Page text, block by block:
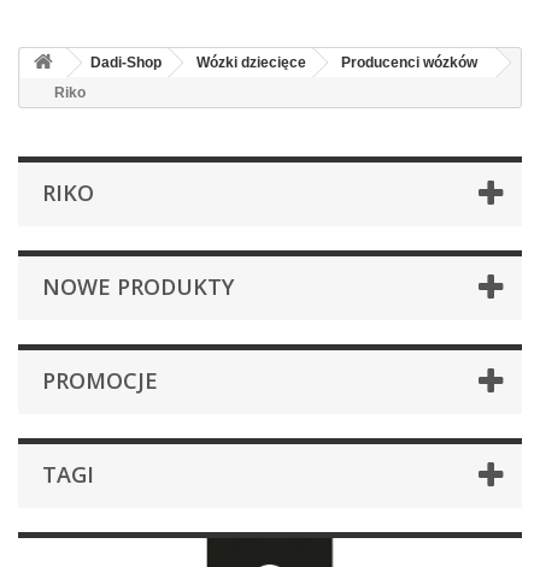
Dadi-Shop Wózki dziecięce
Producenci wózków
Riko
RIKO
NOWE PRODUKTY
PROMOCJE
TAGI